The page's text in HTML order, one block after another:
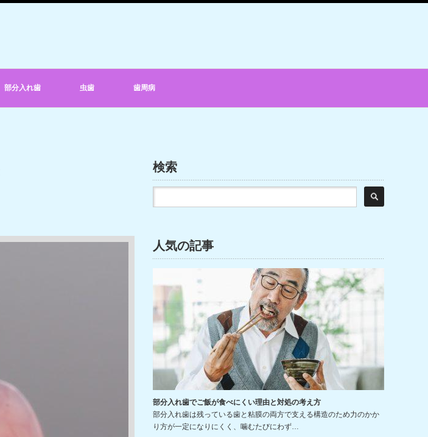
部分入れ歯 虫歯 歯周病
検索
人気の記事
部分入れ歯でご飯が食べにくい理由と対処の考え方
部分入れ歯は残っている歯と粘膜の両方で支える構造のため力のかか
り方が一定になりにくく、噛むたびにわず…